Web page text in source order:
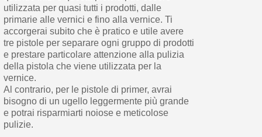
utilizzata per quasi tutti i prodotti, dalle
primarie alle vernici e fino alla vernice. Ti
accorgerai subito che è pratico e utile avere
tre pistole per separare ogni gruppo di prodotti
e prestare particolare attenzione alla pulizia
della pistola che viene utilizzata per la
vernice.
Al contrario, per le pistole di primer, avrai
bisogno di un ugello leggermente più grande
e potrai risparmiarti noiose e meticolose
pulizie.